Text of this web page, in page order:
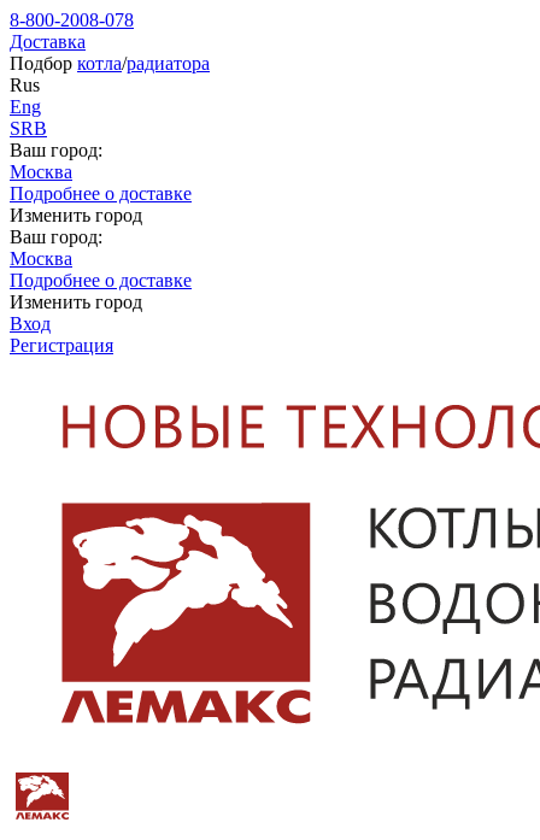
8-800-2008-078
Доставка
Подбор котла/радиатора
Rus
Eng
SRB
Ваш город:
Москва
Подробнее о доставке
Изменить город
Ваш город:
Москва
Подробнее о доставке
Изменить город
Вход
Регистрация